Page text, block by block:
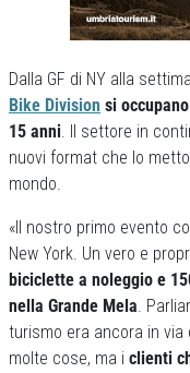
Dalla GF di NY alla
Bike Division si
15 anni. Il settore in
nuovi format che lo
mondo.
«Il nostro primo evento
New York. Un vero e
biciclette a noleggio e
nella Grande Mela.
turismo era ancora in via
molte cose, ma i clienti